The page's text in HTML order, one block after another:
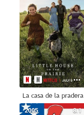
La casa de la pradera
8.1
2005